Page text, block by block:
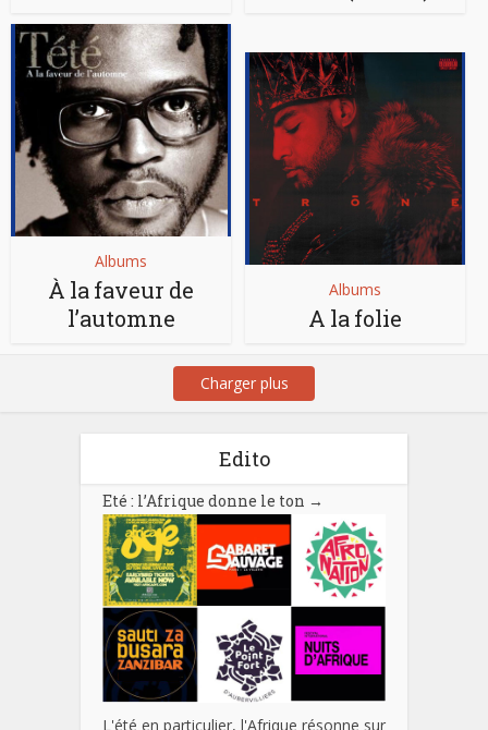
Albums
À la faveur de
l’automne
Albums
A la folie
Charger plus
Edito
Eté : l’Afrique donne le ton →
L'été en particulier, l'Afrique résonne sur